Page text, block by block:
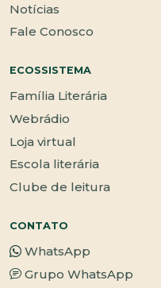
Notícias
Fale Conosco
ECOSSISTEMA
Família Literária
Webrádio
Loja virtual
Escola literária
Clube de leitura
CONTATO
WhatsApp
Grupo WhatsApp